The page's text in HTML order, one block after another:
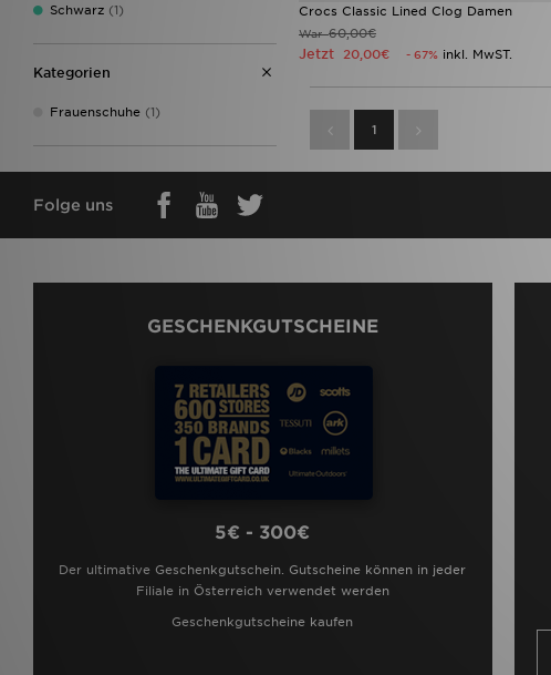
Schwarz (1)
Kategorien
Frauenschuhe (1)
Crocs Classic Lined Clog Damen
War60,00€
Jetzt 20,00€ - 67% inkl. MwST.
1
Folge uns
GESCHENKGUTSCHEINE
5€ - 300€
Der ultimative Geschenkgutschein. Gutscheine können in jeder
Filiale in Österreich verwendet werden
Geschenkgutscheine kaufen